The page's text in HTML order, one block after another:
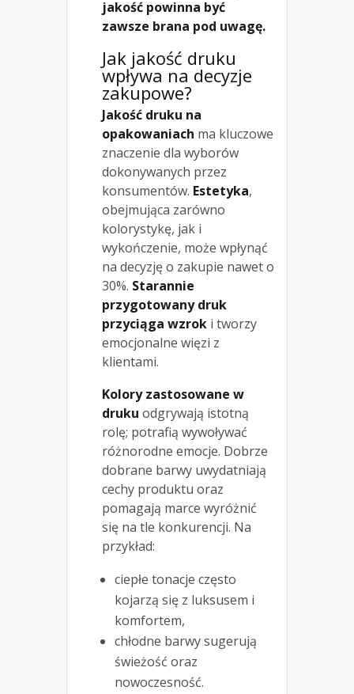
jakość powinna być
zawsze brana pod uwagę.
Jak jakość druku
wpływa na decyzje
zakupowe?
Jakość druku na
opakowaniach ma kluczowe
znaczenie dla wyborów
dokonywanych przez
konsumentów. Estetyka,
obejmująca zarówno
kolorystykę, jak i
wykończenie, może wpłynąć
na decyzję o zakupie nawet o
30%. Starannie
przygotowany druk
przyciąga wzrok i tworzy
emocjonalne więzi z
klientami.
Kolory zastosowane w
druku odgrywają istotną
rolę; potrafią wywoływać
różnorodne emocje. Dobrze
dobrane barwy uwydatniają
cechy produktu oraz
pomagają marce wyróżnić
się na tle konkurencji. Na
przykład:
ciepłe tonacje często
kojarzą się z luksusem i
komfortem,
chłodne barwy sugerują
świeżość oraz
nowoczesność.